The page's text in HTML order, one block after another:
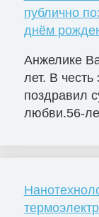
публично
днём
Анжелике
лет. В честь
поздравил
любви.56-